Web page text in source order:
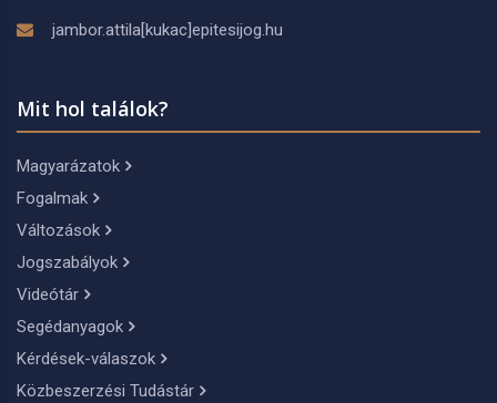
jambor.attila[kukac]epitesijog.hu
Mit hol találok?
Magyarázatok
Fogalmak
Változások
Jogszabályok
Videótár
Segédanyagok
Kérdések-válaszok
Közbeszerzési Tudástár